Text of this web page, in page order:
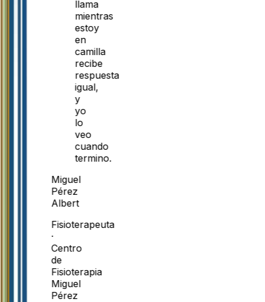
llama
mientras
estoy
en
camilla
recibe
respuesta
igual,
y
yo
lo
veo
cuando
termino.
Miguel
Pérez
Albert
Fisioterapeuta
·
Centro
de
Fisioterapia
Miguel
Pérez